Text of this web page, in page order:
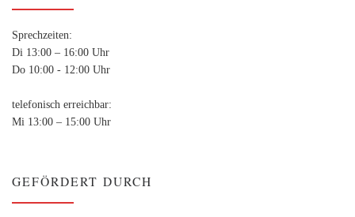
Sprechzeiten:
Di 13:00 – 16:00 Uhr
Do 10:00 - 12:00 Uhr
telefonisch erreichbar:
Mi 13:00 – 15:00 Uhr
GEFÖRDERT DURCH